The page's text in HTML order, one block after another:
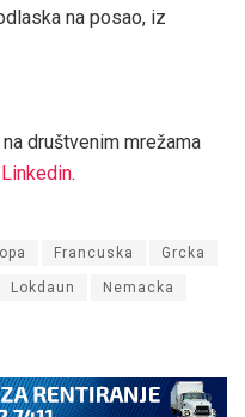
na posao, iz
na društvenim mrežama
Linkedin.
Francuska Grcka
Lokdaun Nemacka